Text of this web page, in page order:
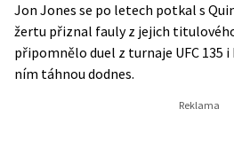
Jon Jones se po letech potkal s
žertu přiznal fauly z jejich
připomnělo duel z turnaje UFC 135
ním táhnou dodnes.